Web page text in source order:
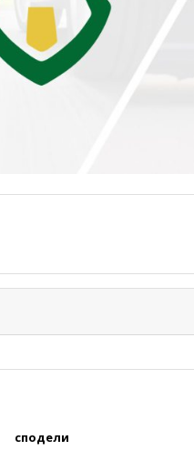
сподели